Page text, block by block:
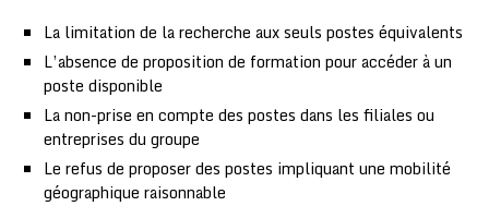
La limitation de la recherche aux seuls postes équivalents
L’absence de proposition de formation pour accéder à un
poste disponible
La non-prise en compte des postes dans les filiales ou
entreprises du groupe
Le refus de proposer des postes impliquant une mobilité
géographique raisonnable